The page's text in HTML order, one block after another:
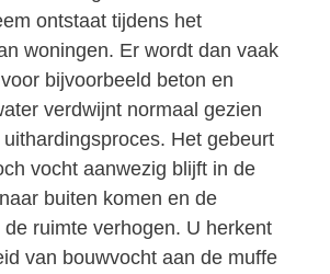
ontstaat tijdens het
woningen. Er wordt dan vaak
bijvoorbeeld beton en
verdwijnt normaal gezien
Het gebeurt
vocht aanwezig blijft in de
buiten komen en de
ruimte verhogen. U herkent
van bouwvocht aan de muffe